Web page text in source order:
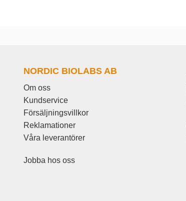
NORDIC BIOLABS AB
Om oss
Kundservice
Försäljningsvillkor
Reklamationer
Våra leverantörer
Jobba hos oss